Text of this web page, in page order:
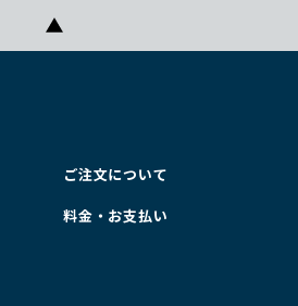
ご注文について
料金・お支払い